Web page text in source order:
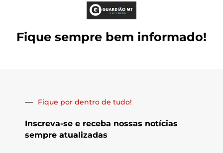
Fique sempre bem informado!
Fique por dentro de tudo!
Inscreva-se e receba nossas notícias
sempre atualizadas